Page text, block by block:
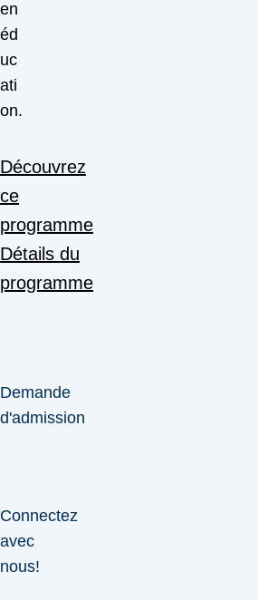
en
éd
uc
ati
on.
Découvrez
ce
programme
Détails du
programme
Demande
d'admission
Connectez
avec
nous!